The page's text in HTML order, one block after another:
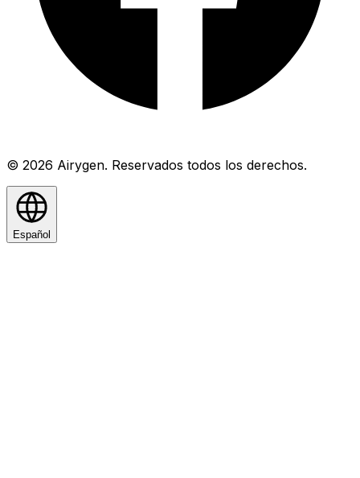
© 2026 Airygen. Reservados todos los derechos.
Español